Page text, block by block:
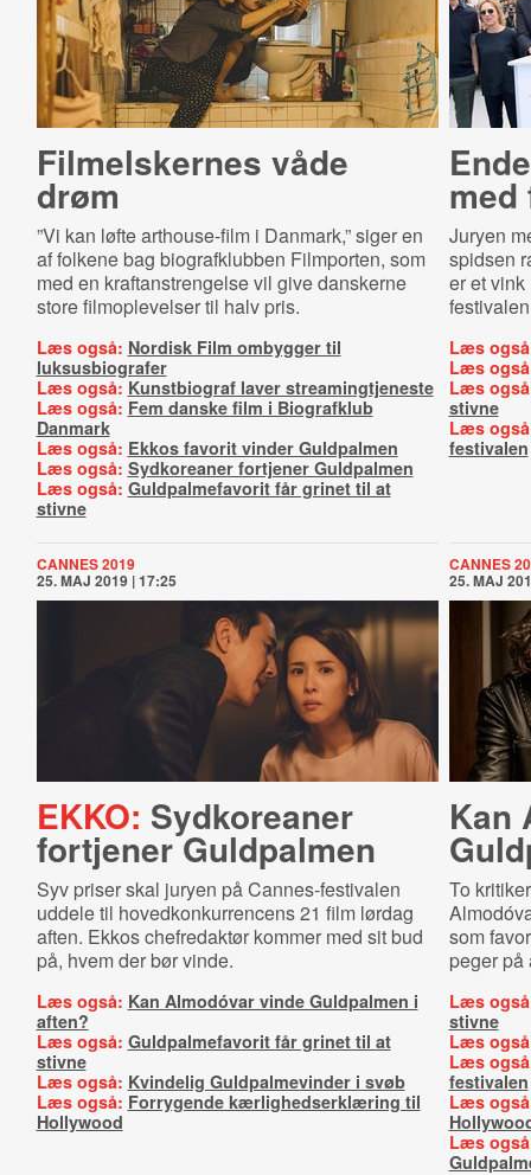
Filmelskernes våde
drøm
”Vi kan løfte arthouse-film i Danmark,” siger en
af folkene bag biografklubben Filmporten, som
med en kraftanstrengelse vil give danskerne
store filmoplevelser til halv pris.
Læs også: Nordisk Film ombygger til
luksusbiografer
Læs også: Kunstbiograf laver streamingtjeneste
Læs også: Fem danske film i Biografklub
Danmark
Læs også: Ekkos favorit vinder Guldpalmen
Læs også: Sydkoreaner fortjener Guldpalmen
Læs også: Guldpalmefavorit får grinet til at
stivne
med
Juryen
spidsen
er et
Læs
Læs
Læs
stivne
Læs
festivalen
CANNES 2019
25. MAJ 2019 | 17:25
EKKO: Sydkoreaner
fortjener Guldpalmen
Syv priser skal juryen på Cannes-festivalen
uddele til hovedkonkurrencens 21 film lørdag
aften. Ekkos chefredaktør kommer med sit bud
på, hvem der bør vinde.
Læs også: Kan Almodóvar vinde Guldpalmen i
aften?
Læs også: Guldpalmefavorit får grinet til at
stivne
Læs også: Kvindelig Guldpalmevinder i svøb
Læs også: Forrygende kærlighedserklæring til
Hollywood
CANNES
25. MAJ
Kan
To
som
peger på
Læs
stivne
Læs
Læs
festivalen
Læs
Læs